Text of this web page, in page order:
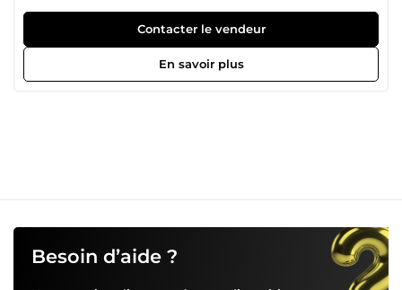
entreprises, entrepreneurs et créateurs de contenu à
transmettre leurs idées avec clarté, justesse et impact.
Grâce à une parfaite maîtrise des deux langues et une
grande attention aux détails, je garantis des textes fluides,
cohérents et adaptés à votre public cible. Que ce soit pour
avec des mots justes et puissants.
Contacter le vendeur
En savoir plus
Besoin d’aide ?